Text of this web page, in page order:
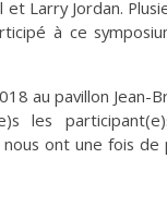
Larry Jordan.
à ce
au pavillon Jean-
les
ont une fois